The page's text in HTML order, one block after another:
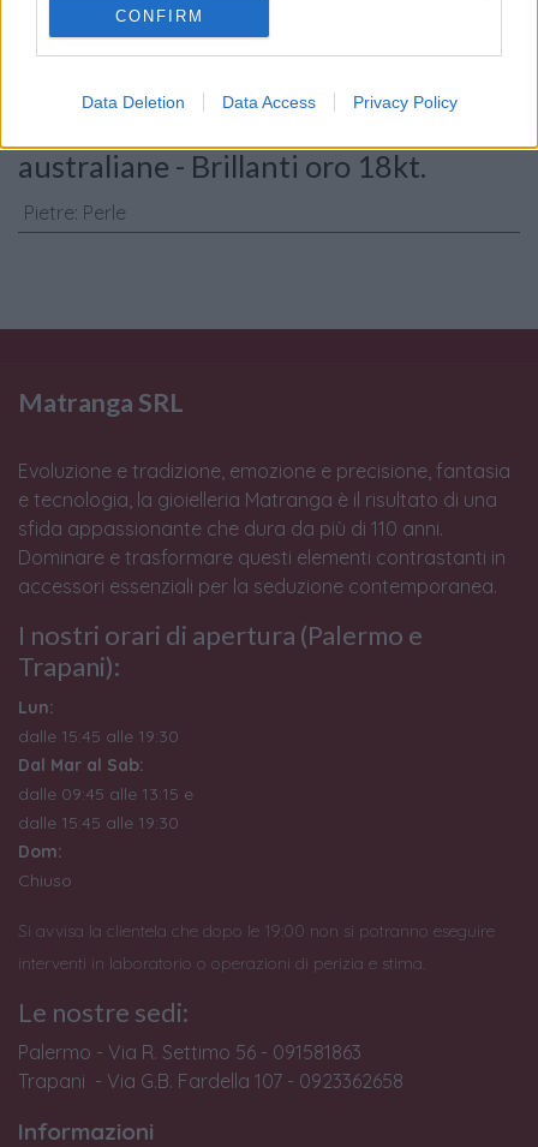
CONFIRM
Data Deletion Data Access Privacy Policy
australiane - Brillanti oro 18kt.
Pietre: Perle
Matranga SRL
Evoluzione e tradizione, emozione e precisione, fantasia
e tecnologia, la gioielleria Matranga è il risultato di una
sfida appassionante che dura da più di 110 anni.
Dominare e trasformare questi elementi contrastanti in
accessori essenziali per la seduzione contemporanea.
I nostri orari di apertura (Palermo e
Trapani):
Lun:
dalle 15:45 alle 19:30
Dal Mar al Sab:
dalle 09:45 alle 13:15 e
dalle 15:45 alle 19:30
Dom:
Chiuso
Si avvisa la clientela che dopo le 19:00 non si potranno eseguire
interventi in laboratorio o operazioni di perizia e stima.
Le nostre sedi:
Palermo - Via R. Settimo 56 - 091581863
Trapani - Via G.B. Fardella 107 - 0923362658
Informazioni